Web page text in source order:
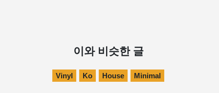
이와 비슷한 글
Vinyl Ko House Minimal